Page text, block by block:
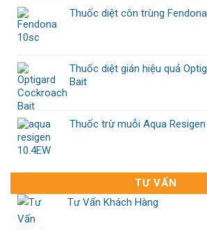
Thuốc diệt côn trùng
Thuốc diệt gián hiệu quả
Bait
Thuốc trừ muỗi Aqua Resigen
TƯ VẤN
Tư Vấn Khách Hàng